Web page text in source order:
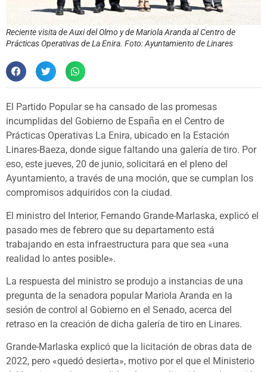
Reciente visita de Auxi del Olmo y de Mariola Aranda al Centro de
Prácticas Operativas de La Enira. Foto: Ayuntamiento de Linares
El Partido Popular se ha cansado de las promesas
incumplidas del Gobierno de España en el Centro de
Prácticas Operativas La Enira, ubicado en la Estación
Linares-Baeza, donde sigue faltando una galería de tiro. Por
eso, este jueves, 20 de junio, solicitará en el pleno del
Ayuntamiento, a través de una moción, que se cumplan los
compromisos adquiridos con la ciudad.
El ministro del Interior, Fernando Grande-Marlaska, explicó el
pasado mes de febrero que su departamento está
trabajando en esta infraestructura para que sea «una
realidad lo antes posible».
La respuesta del ministro se produjo a instancias de una
pregunta de la senadora popular Mariola Aranda en la
sesión de control al Gobierno en el Senado, acerca del
retraso en la creación de dicha galería de tiro en Linares.
Grande-Marlaska explicó que la licitación de obras data de
2022, pero «quedó desierta», motivo por el que el Ministerio